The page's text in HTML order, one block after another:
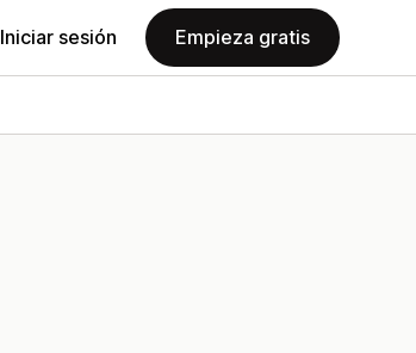
Iniciar sesión Empieza gratis